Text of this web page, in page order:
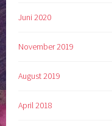
Juni 2020
November 2019
August 2019
April 2018